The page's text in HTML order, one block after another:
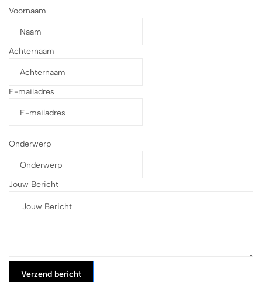
Voornaam
Achternaam
E-mailadres
Onderwerp
Jouw Bericht
Verzend bericht